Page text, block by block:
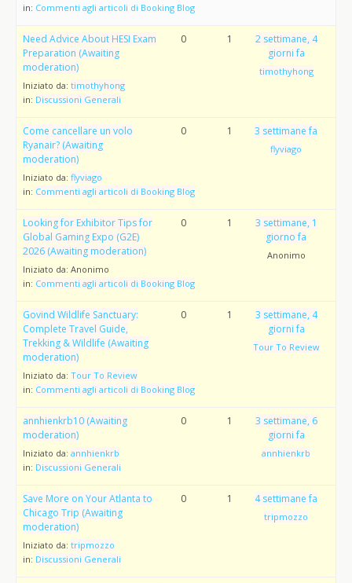
in: Commenti agli articoli di Booking Blog
Need Advice About HESI Exam
Preparation (Awaiting
moderation)
Iniziato da: timothyhong
in: Discussioni Generali
0 1
2 settimane, 4
giorni fa
timothyhong
Come cancellare un volo
Ryanair? (Awaiting
moderation)
Iniziato da: flyviago
in: Commenti agli articoli di Booking Blog
0 1 3 settimane fa
flyviago
Looking for Exhibitor Tips for
Global Gaming Expo (G2E)
2026 (Awaiting moderation)
Iniziato da: Anonimo
in: Commenti agli articoli di Booking Blog
0 1
3 settimane, 1
giorno fa
Anonimo
Govind Wildlife Sanctuary:
Complete Travel Guide,
Trekking & Wildlife (Awaiting
moderation)
Iniziato da: Tour To Review
in: Commenti agli articoli di Booking Blog
0 1
3 settimane, 4
giorni fa
Tour To Review
annhienkrb10 (Awaiting
moderation)
Iniziato da: annhienkrb
in: Discussioni Generali
0 1
3 settimane, 6
giorni fa
annhienkrb
Save More on Your Atlanta to
Chicago Trip (Awaiting
moderation)
Iniziato da: tripmozzo
in: Discussioni Generali
0 1 4 settimane fa
tripmozzo